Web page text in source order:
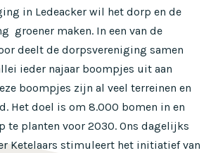
in Ledeacker wil het dorp en de
groener maken. In een van de
deelt de dorpsvereniging samen
ieder najaar boompjes uit aan
boompjes zijn al veel terreinen en
Het doel is om 8.000 bomen in en
te planten voor 2030. Ons dagelijks
Ketelaars stimuleert het initiatief van